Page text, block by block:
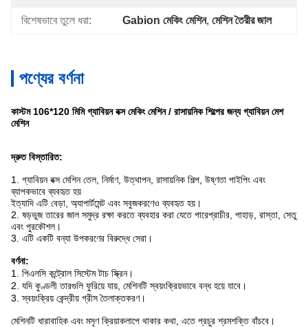
বিশেষভাবে তুলে ধরা: Gabion মেকিং মেশিন, মেশিন তৈরীর জাল
পণ্যের বর্ণনা
কাস্টম 106*120 মিমি গ্যাবিয়ন বক্স মেকিং মেশিন / রাসায়নিক শিল্পের জন্য গ্যাবিয়ন মেশ
মেশিন
দ্রুত বিস্তারিত:
1. গ্যাবিয়ন বক্স মেশিন তেল, নির্মাণ, উত্থাপন, রাসায়নিক শিল্প, উষ্ণতা পাইপিং এবং
ব্যাপকভাবে ব্যবহৃত হয়
ইত্যাদি এটি বেড়া, অ্যাপার্টমেন্ট এবং সবুজকরণেও ব্যবহৃত হয়।
2. ষড়ভুজ তারের জাল সমুদ্র রক্ষা করতে ব্যবহার করা যেতে পারেপ্রাচীর, পাহাড়, রাস্তা, সেতু
এবং পুরকৌশল।
3. এটি একটি বন্যা উপকরণের বিরুদ্ধে সেরা।
বর্ণনা:
1. পিএলসি কন্ট্রোল সিস্টেম টাচ স্ক্রিন।
2. যদি কুণ্ডলী তারগুলি ফুরিয়ে যায়, মেশিনটি স্বয়ংক্রিয়ভাবে বন্ধ হয়ে যাবে।
3. স্বয়ংক্রিয় কেন্দ্রীয় গ্রীস তৈলাক্তকরণ।
মেশিনটি ধারাবাহিক এবং মসৃণ ক্রিয়াকলাপে থাকার কথা, এতে প্রচুর শ্রমশক্তি বাঁচবে।